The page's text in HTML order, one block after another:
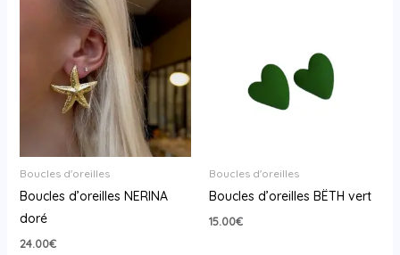
Boucles d'oreilles
Boucles d’oreilles NERINA
doré
24.00€
Boucles d'oreilles
Boucles d’oreilles BËTH vert
15.00€